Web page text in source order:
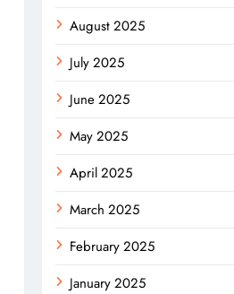
August 2025
July 2025
June 2025
May 2025
April 2025
March 2025
February 2025
January 2025